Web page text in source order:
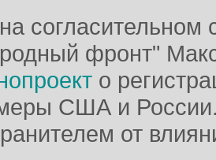
согласительном
фронт"
о
США и
от